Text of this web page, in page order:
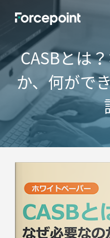
CASBとは
か、何がで